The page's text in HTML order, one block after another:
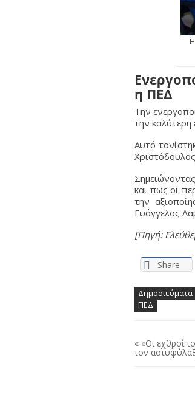
η ΠΕΔ
Την
την
Αυτό
και πως οι
την
Ευάγγελος
[Πηγή:
Share
Δημοσιεύματα
ΠΕΔ
« «Οι εχθροί
τον